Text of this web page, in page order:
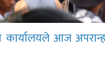
कार्यालयले आज